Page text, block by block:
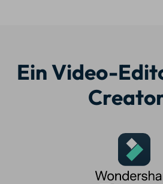
Ein Video-